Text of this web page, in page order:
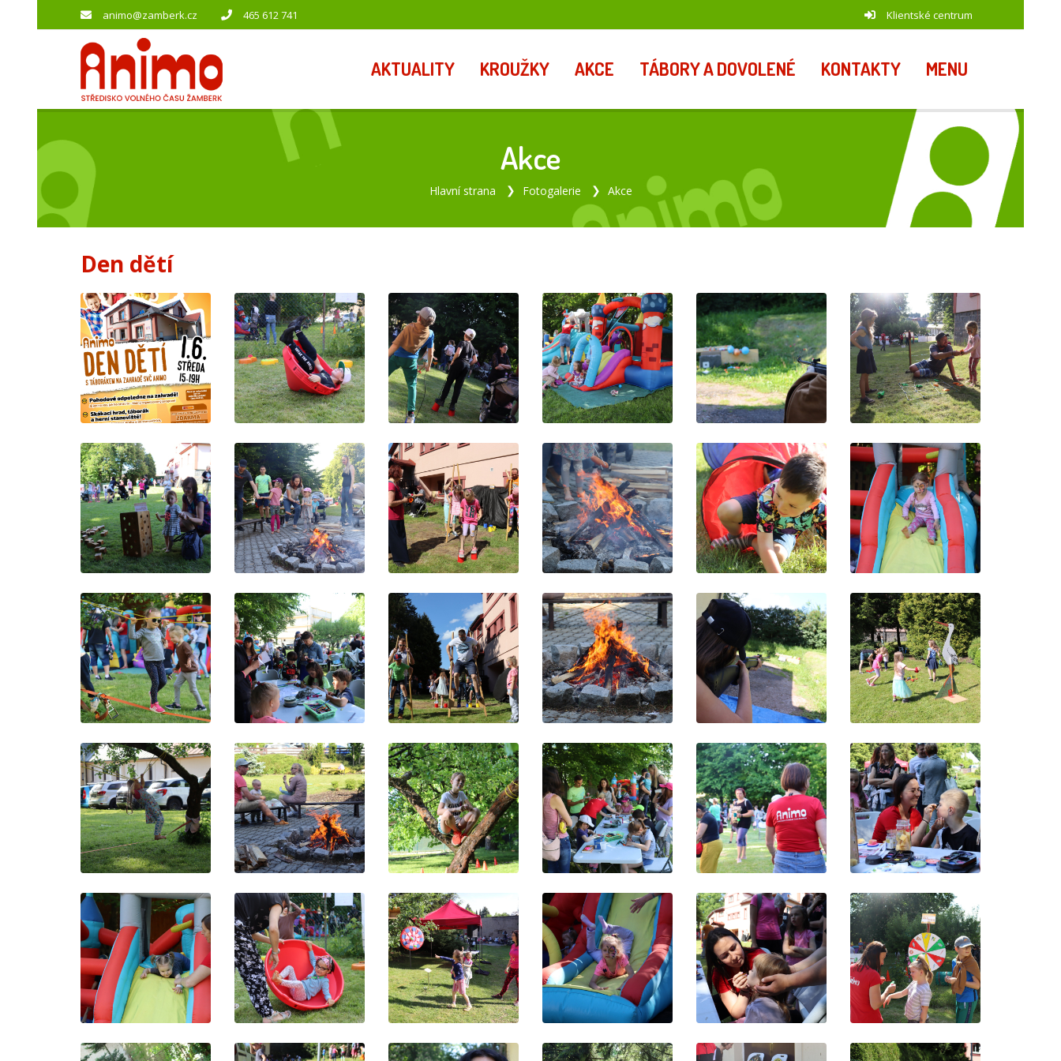
animo@zamberk.cz 465 612 741 Klientské centrum
AKTUALITY KROUŽKY AKCE TÁBORY A DOVOLENÉ KONTAKTY MENU
Akce
Hlavní strana Fotogalerie Akce
Den dětí